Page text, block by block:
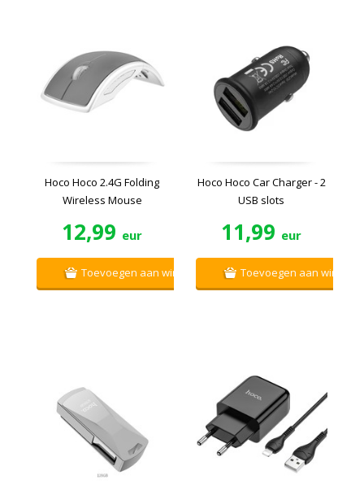
Hoco Hoco 2.4G Folding
Wireless Mouse
12,99 eur
Toevoegen aan winkelwagen
Hoco Hoco Car Charger - 2
USB slots
11,99 eur
Toevoegen aan